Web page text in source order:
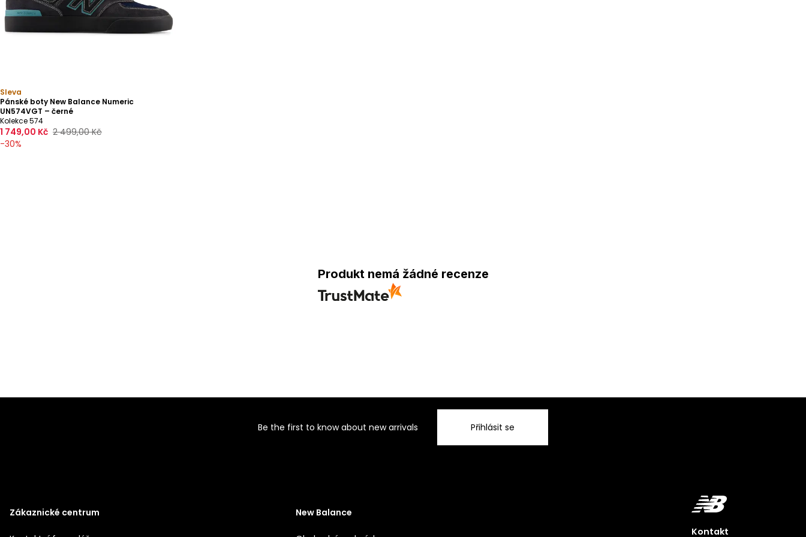
Sleva
Pánské boty New Balance Numeric
UN574VGT – černé
Kolekce 574
1 749,00 Kč 2 499,00 Kč
-30%
Produkt nemá žádné recenze
Be the first to know about new arrivals Přihlásit se
Zákaznické centrum New Balance
Kontakt